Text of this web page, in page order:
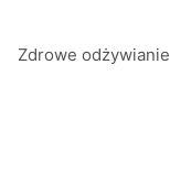
Zdrowe odżywianie